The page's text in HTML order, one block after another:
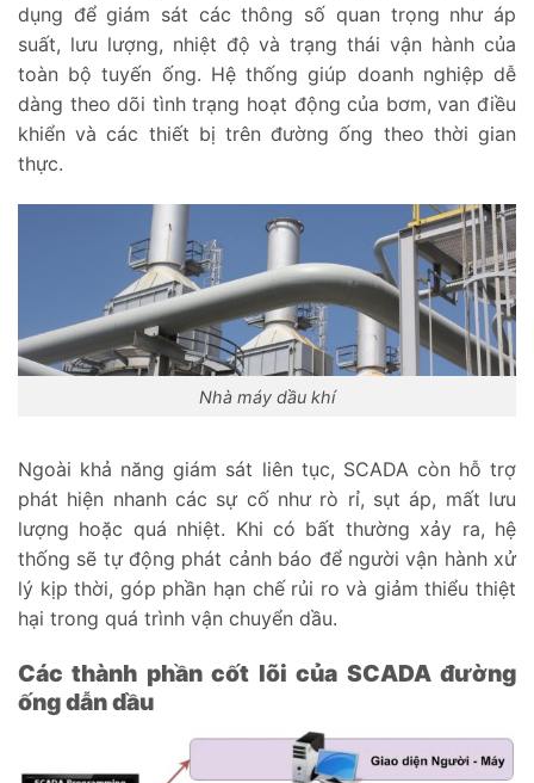
dụng để giám sát các thông số quan trọng như áp
suất, lưu lượng, nhiệt độ và trạng thái vận hành của
toàn bộ tuyến ống. Hệ thống giúp doanh nghiệp dễ
dàng theo dõi tình trạng hoạt động của bơm, van điều
khiển và các thiết bị trên đường ống theo thời gian
thực.
Nhà máy dầu khí
Ngoài khả năng giám sát liên tục, SCADA còn hỗ trợ
phát hiện nhanh các sự cố như rò rỉ, sụt áp, mất lưu
lượng hoặc quá nhiệt. Khi có bất thường xảy ra, hệ
thống sẽ tự động phát cảnh báo để người vận hành xử
lý kịp thời, góp phần hạn chế rủi ro và giảm thiểu thiệt
hại trong quá trình vận chuyển dầu.
Các thành phần cốt lõi của SCADA đường
ống dẫn dầu